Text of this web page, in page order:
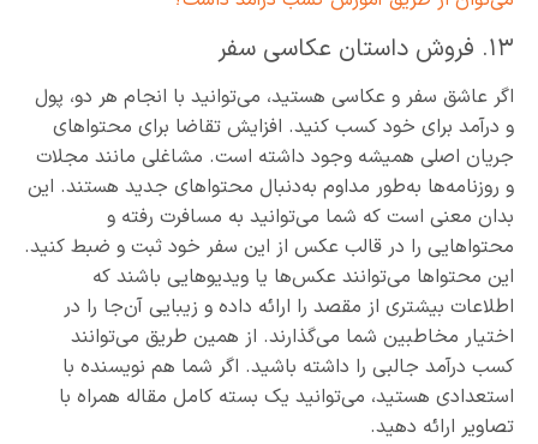
۱۳. فروش داستان عکاسی سفر
اگر عاشق سفر و عکاسی هستید، می‌توانید با انجام هر دو، پول
و درآمد برای خود کسب کنید. افزایش تقاضا برای محتواهای
جریان اصلی همیشه وجود داشته است. مشاغلی مانند مجلات
و روزنامه‌ها به‌طور مداوم به‌دنبال محتواهای جدید هستند. این
بدان معنی است که شما می‌توانید به مسافرت رفته و
محتواهایی را در قالب عکس از این سفر خود ثبت و ضبط کنید.
این محتواها می‌توانند عکس‌ها یا ویدیوهایی باشند که
اطلاعات بیشتری از مقصد را ارائه داده و زیبایی آن‌جا را در
اختیار مخاطبین شما می‌گذارند. از همین طریق می‌توانند
کسب درآمد جالبی را داشته باشید. اگر شما هم نویسنده با
استعدادی هستید، می‌توانید یک بسته کامل مقاله همراه با
تصاویر ارائه دهید.